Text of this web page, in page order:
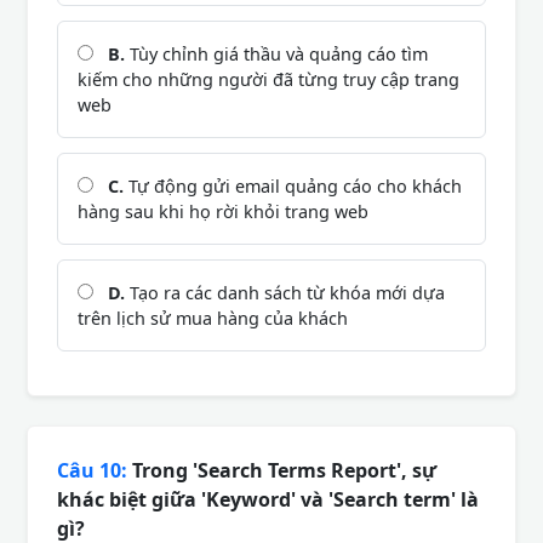
B. Tùy chỉnh giá thầu và quảng cáo tìm
kiếm cho những người đã từng truy cập trang
web
C. Tự động gửi email quảng cáo cho khách
hàng sau khi họ rời khỏi trang web
D. Tạo ra các danh sách từ khóa mới dựa
trên lịch sử mua hàng của khách
Câu 10: Trong 'Search Terms Report', sự
khác biệt giữa 'Keyword' và 'Search term' là
gì?